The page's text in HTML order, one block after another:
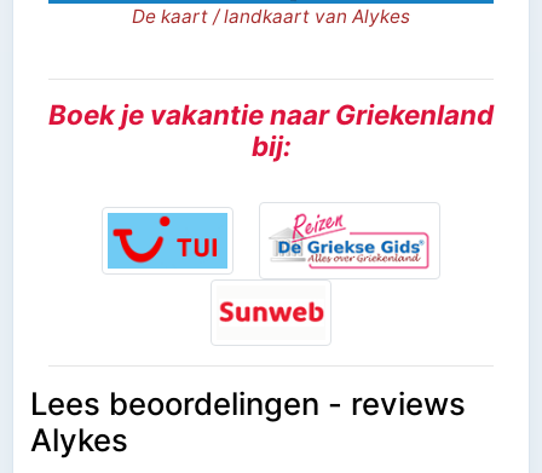
De kaart / landkaart van Alykes
Boek je vakantie naar Griekenland
bij:
Lees beoordelingen - reviews
Alykes